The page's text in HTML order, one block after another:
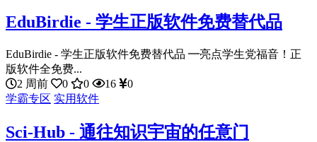
EduBirdie - 学生正版软件免费替代品
EduBirdie - 学生正版软件免费替代品 ━亮点学生党福音！正
版软件全免费...
2 周前
0 0 16
0
学霸专区 实用软件
Sci-Hub - 通往知识宇宙的任意门